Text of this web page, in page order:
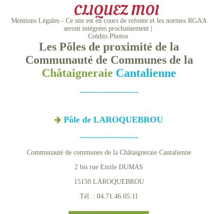
CLIQUEZ MOI
Mentions Légales - Ce site est en cours de refonte et les normes RGAA
seront intégrées prochainement
Crédits Photos
Les Pôles de proximité de la
Communauté de Communes de la
Châtaigneraie Cantalienne
--------------------
Pôle de LAROQUEBROU
--------------------
Communauté de communes de la Châtaigneraie Cantalienne
2 bis rue Emile DUMAS
15150 LAROQUEBROU
Tél. : 04.71.46.05.11